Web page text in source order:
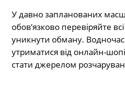
У давно запланованих
обов’язково перевіряйте
уникнути обману.
утриматися від онлайн-
стати джерелом